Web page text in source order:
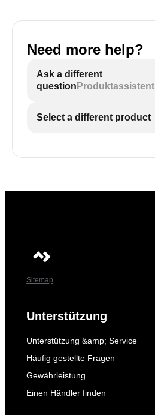
Need more help?
Ask a different
question Produktassistent
Select a different product
Sitemap
Unterstützung
Unterstützung &amp; Service
Häufig gestellte Fragen
Gewährleistung
Einen Händler finden